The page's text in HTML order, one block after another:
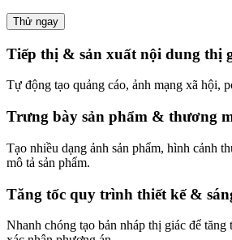
Thử ngay
Tiếp thị & sản xuất nội dung thị
Tự động tạo quảng cáo, ảnh mạng xã hội,
Trưng bày sản phẩm & thương
Tạo nhiều dạng ảnh sản phẩm, hình cảnh
mô tả sản phẩm.
Tăng tốc quy trình thiết kế &
Nhanh chóng tạo bản nháp thị giác để